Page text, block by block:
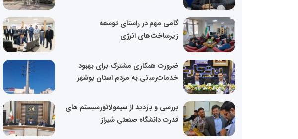
گامی مهم در راستای توسعه
زیرساخت‌های انرژی
ضرورت همکاری مشترک برای بهبود
خدمات‌رسانی به مردم استان بوشهر
بررسی و بازدید از سیمولاتورسیستم های
قدرت دانشگاه صنعتی شیراز